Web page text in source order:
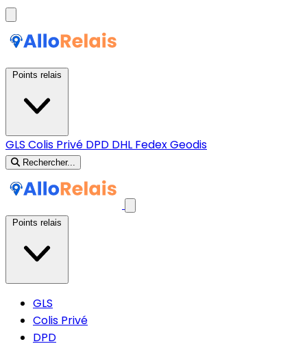
GLS Colis Privé DPD DHL FedexGeodis
Rechercher...
GLS
Colis Privé
DPD